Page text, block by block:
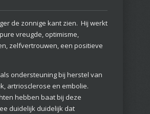
de zonnige kant zien. Hij werkt
vreugde, optimisme,
zelfvertrouwen, een positieve
ondersteuning bij herstel van
artriosclerose en embolie.
hebben baat bij deze
duidelijk duidelijk dat